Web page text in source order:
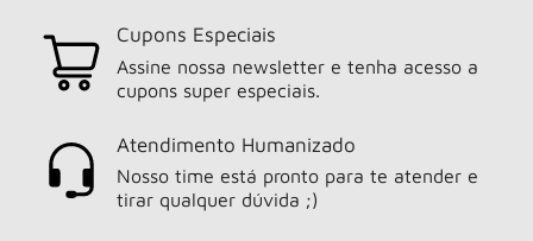
Cupons Especiais
Assine nossa newsletter e tenha acesso a
cupons super especiais.
Atendimento Humanizado
Nosso time está pronto para te atender e
tirar qualquer dúvida ;)